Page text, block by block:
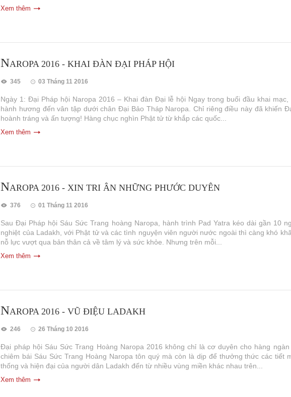
Xem thêm
NAROPA 2016 - KHAI ĐÀN ĐẠI PHÁP HỘI
345 03 Tháng 11 2016
Ngày 1: Đại Pháp hội Naropa 2016 – Khai đàn Đại lễ hội Ngay trong buổi đầu khai
hành hương đến vân tập dưới chân Đại Bảo Tháp Naropa. Chỉ riêng điều này đã khiến
hoành tráng và ấn tượng! Hàng chục nghìn Phật tử từ khắp các quốc...
Xem thêm
NAROPA 2016 - XIN TRI ÂN NHỮNG PHƯỚC DUYÊN
376 01 Tháng 11 2016
Sau Đại Pháp hội Sáu Sức Trang hoàng Naropa, hành trình Pad Yatra kéo dài gần 10
nghiệt của Ladakh, với Phật tử và các tình nguyện viên người nước ngoài thì càng khó
nỗ lực vượt qua bản thân cả về tâm lý và sức khỏe. Nhưng trên mỗi...
Xem thêm
NAROPA 2016 - VŨ ĐIỆU LADAKH
246 26 Tháng 10 2016
Đại pháp hội Sáu Sức Trang Hoàng Naropa 2016 không chỉ là cơ duyên cho hàng
chiêm bái Sáu Sức Trang Hoàng Naropa tôn quý mà còn là dịp để thưởng thức các tiết
thống và hiện đại của người dân Ladakh đến từ nhiều vùng miền khác nhau trên...
Xem thêm